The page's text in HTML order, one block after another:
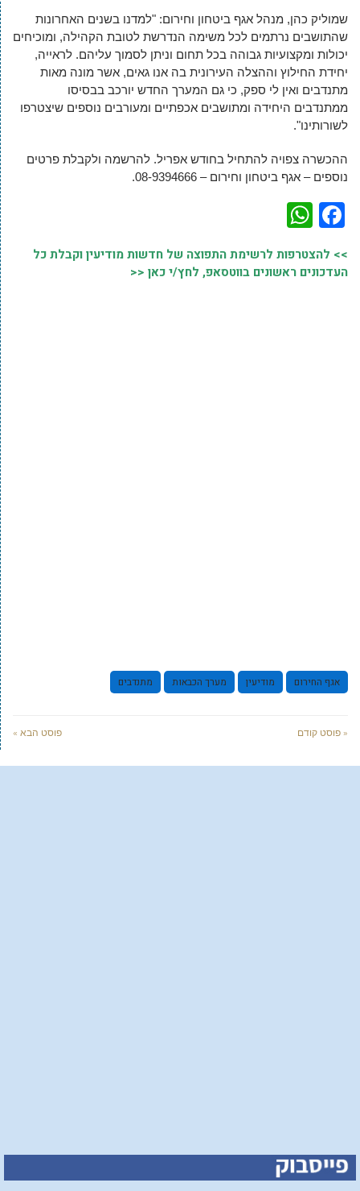
שמוליק כהן, מנהל אגף ביטחון וחירום: "למדנו בשנים האחרונות
שהתושבים נרתמים לכל משימה הנדרשת לטובת הקהילה, ומוכיחים
יכולות ומקצועיות גבוהה בכל תחום וניתן לסמוך עליהם. לראייה,
יחידת החילוץ וההצלה העירונית בה אנו גאים, אשר מונה מאות
מתנדבים ואין לי ספק, כי גם המערך החדש יורכב בבסיסו
ממתנדבים היחידה ומתושבים אכפתיים ומעורבים נוספים שיצטרפו
לשורותינו".
ההכשרה צפויה להתחיל בחודש אפריל. להרשמה ולקבלת פרטים
נוספים – אגף ביטחון וחירום – 08-9394666.
Facebook
>> להצטרפות לרשימת התפוצה של חדשות מודיעין וקבלת כל
העדכונים ראשונים בווטסאפ, לחץ/י כאן <<
אגף החירום מודיעין מערך הכבאות מתנדבים
« פוסט קודם פוסט הבא »